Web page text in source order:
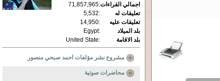
اجمالي القراءات:
71,857,965
تعليقات له
:
5,532
تعليقات عليه
:
14,950
بلد الميلاد
:
Egypt
بلد الاقامة
:
United State
مشروع نشر مؤلفات احمد صبحي منصور
محاضرات صوتية